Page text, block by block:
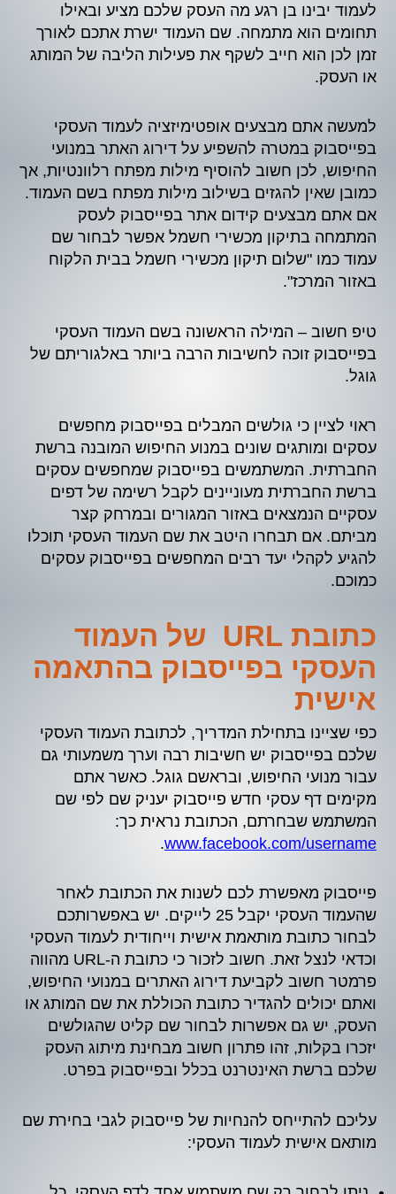
לעמוד יבינו בן רגע מה העסק שלכם מציע ובאילו
תחומים הוא מתמחה. שם העמוד ישרת אתכם לאורך
זמן לכן הוא חייב לשקף את פעילות הליבה של המותג
או העסק.
למעשה אתם מבצעים אופטימיזציה לעמוד העסקי
בפייסבוק במטרה להשפיע על דירוג האתר במנועי
החיפוש, לכן חשוב להוסיף מילות מפתח רלוונטיות, אך
כמובן שאין להגזים בשילוב מילות מפתח בשם העמוד.
אם אתם מבצעים קידום אתר בפייסבוק לעסק
המתמחה בתיקון מכשירי חשמל אפשר לבחור שם
עמוד כמו "שלום תיקון מכשירי חשמל בבית הלקוח
באזור המרכז".
טיפ חשוב – המילה הראשונה בשם העמוד העסקי
בפייסבוק זוכה לחשיבות הרבה ביותר באלגוריתם של
גוגל.
ראוי לציין כי גולשים המבלים בפייסבוק מחפשים
עסקים ומותגים שונים במנוע החיפוש המובנה ברשת
החברתית. המשתמשים בפייסבוק שמחפשים עסקים
ברשת החברתית מעוניינים לקבל רשימה של דפים
עסקיים הנמצאים באזור המגורים ובמרחק קצר
מביתם. אם תבחרו היטב את שם העמוד העסקי תוכלו
להגיע לקהלי יעד רבים המחפשים בפייסבוק עסקים
כמוכם.
כתובת URL של העמוד
העסקי בפייסבוק בהתאמה
אישית
כפי שציינו בתחילת המדריך, לכתובת העמוד העסקי
שלכם בפייסבוק יש חשיבות רבה וערך משמעותי גם
עבור מנועי החיפוש, ובראשם גוגל. כאשר אתם
מקימים דף עסקי חדש פייסבוק יעניק שם לפי שם
המשתמש שבחרתם, הכתובת נראית כך:
www.facebook.com/username
.
פייסבוק מאפשרת לכם לשנות את הכתובת לאחר
שהעמוד העסקי יקבל 25 לייקים. יש באפשרותכם
לבחור כתובת מותאמת אישית וייחודית לעמוד העסקי
וכדאי לנצל זאת. חשוב לזכור כי כתובת ה-URL מהווה
פרמטר חשוב לקביעת דירוג האתרים במנועי החיפוש,
ואתם יכולים להגדיר כתובת הכוללת את שם המותג או
העסק, יש גם אפשרות לבחור שם קליט שהגולשים
יזכרו בקלות, זהו פתרון חשוב מבחינת מיתוג העסק
שלכם ברשת האינטרנט בכלל ובפייסבוק בפרט.
עליכם להתייחס להנחיות של פייסבוק לגבי בחירת שם
מותאם אישית לעמוד העסקי: